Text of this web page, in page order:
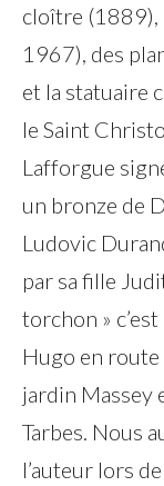
cloître (1889),
1967), des
et la statuaire
le Saint
Lafforgue
un bronze de
Ludovic
par sa fille
torchon »
Hugo en
jardin Massey
Tarbes. Nous
l’auteur lors